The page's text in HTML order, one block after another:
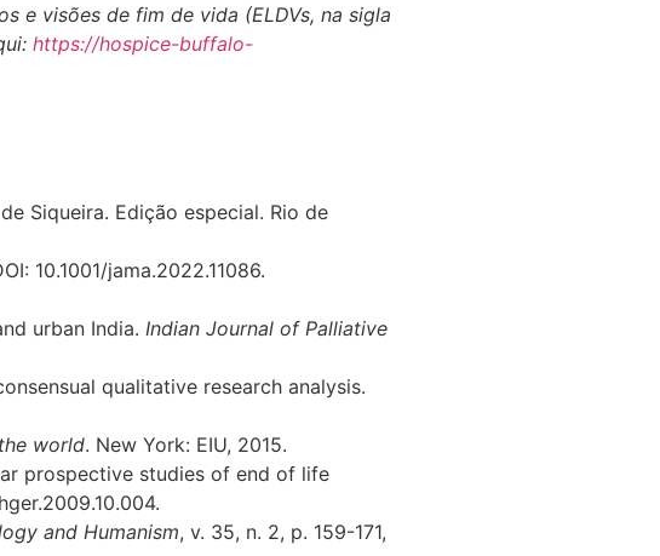
e visões de fim de vida (ELDVs, na sigla
https://hospice-buffalo-
Siqueira. Edição especial. Rio de
10.1001/jama.2022.11086.
urban India. Indian Journal of Palliative
qualitative research analysis.
world. New York: EIU, 2015.
prospective studies of end of life
and Humanism, v. 35, n. 2, p. 159-171,